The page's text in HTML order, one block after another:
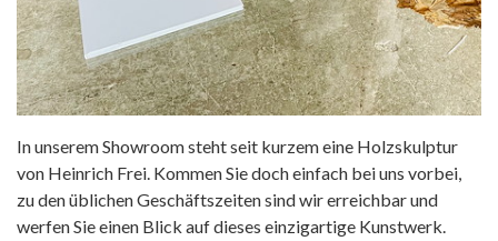
In unserem Showroom steht seit kurzem eine Holzskulptur
von Heinrich Frei. Kommen Sie doch einfach bei uns vorbei,
zu den üblichen Geschäftszeiten sind wir erreichbar und
werfen Sie einen Blick auf dieses einzigartige Kunstwerk.